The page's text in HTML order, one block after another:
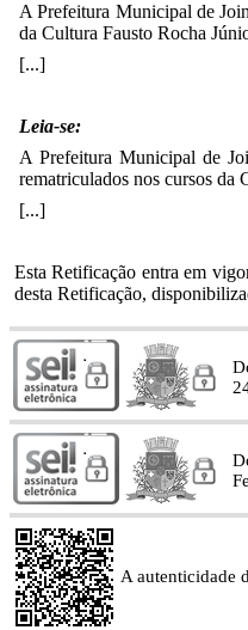
A Prefeitura Municipal de
da Cultura Fausto Rocha
[...]
Leia-se:
A Prefeitura Municipal de
rematriculados nos cursos da
[...]
Esta Retificação entra em
desta Retificação,
A autenticidade